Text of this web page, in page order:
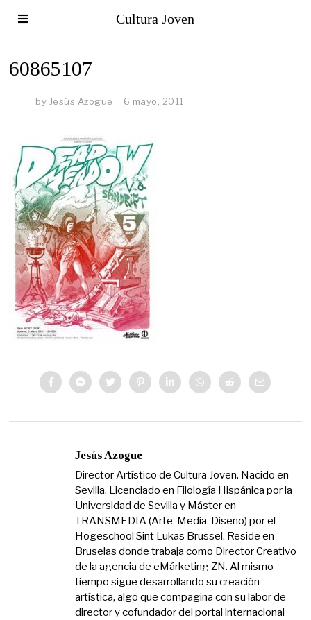
Cultura Joven
60865107
by Jesús Azogue 6 mayo, 2011
Jesús Azogue
Director Artístico de Cultura Joven. Nacido en
Sevilla. Licenciado en Filología Hispánica por la
Universidad de Sevilla y Máster en
TRANSMEDIA (Arte-Media-Diseño) por el
Hogeschool Sint Lukas Brussel. Reside en
Bruselas donde trabaja como Director Creativo
de la agencia de eMárketing ZN. Al mismo
tiempo sigue desarrollando su creación
artística, algo que compagina con su labor de
director y cofundador del portal internacional